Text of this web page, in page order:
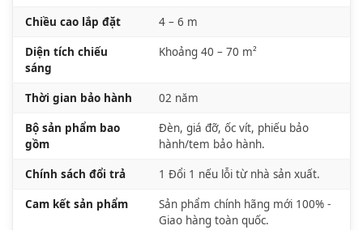
Chiều cao lắp đặt 4 – 6 m
Diện tích chiếu
sáng
Khoảng 40 – 70 m²
Thời gian bảo hành 02 năm
Bộ sản phẩm bao
gồm
Đèn, giá đỡ, ốc vít, phiếu bảo
hành/tem bảo hành.
Chính sách đổi trả 1 Đổi 1 nếu lỗi từ nhà sản xuất.
Cam kết sản phẩm
Sản phẩm chính hãng mới 100% -
Giao hàng toàn quốc.